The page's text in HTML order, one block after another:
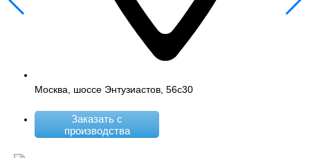
Москва, шоссе Энтузиастов, 56с30
Заказать с
производства